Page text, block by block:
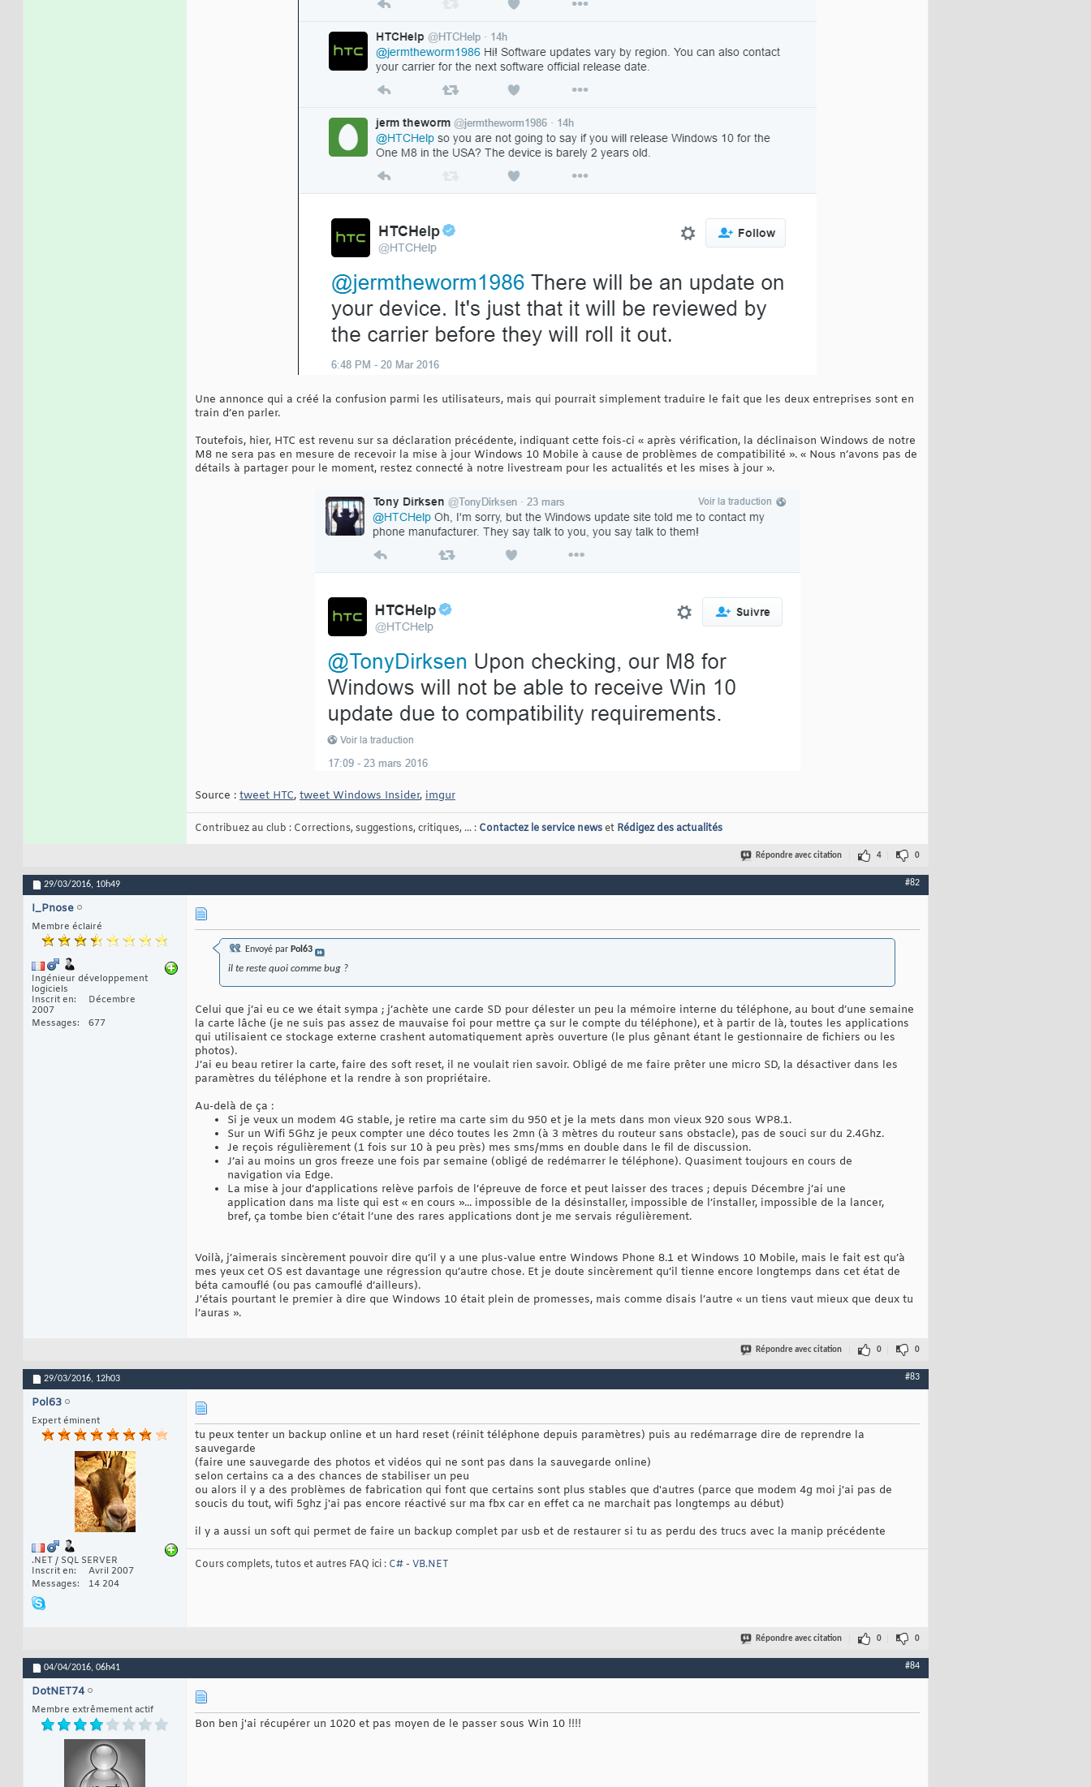
Une annonce qui a créé la confusion parmi les utilisateurs, mais qui pourrait simplement traduire le fait que les deux entreprises sont en
train d’en parler.
Toutefois, hier, HTC est revenu sur sa déclaration précédente, indiquant cette fois-ci « après vérification, la déclinaison Windows de notre
M8 ne sera pas en mesure de recevoir la mise à jour Windows 10 Mobile à cause de problèmes de compatibilité ». « Nous n’avons pas de
détails à partager pour le moment, restez connecté à notre livestream pour les actualités et les mises à jour ».
Source : tweet HTC, tweet Windows Insider, imgur
Contribuez au club : Corrections, suggestions, critiques, ... : Contactez le service newset Rédigez des actualités
Répondre avec citation 4 0
29/03/2016, 10h49 #82
I_Pnose
Membre éclairé
Ingénieur développement
logiciels
Inscrit en
Décembre
2007
Messages
677
Envoyé par Pol63
il te reste quoi comme bug ?
Celui que j’ai eu ce we était sympa ; j’achète une carde SD pour délester un peu la mémoire interne du téléphone, au bout d’une semaine
la carte lâche (je ne suis pas assez de mauvaise foi pour mettre ça sur le compte du téléphone), et à partir de là, toutes les applications
qui utilisaient ce stockage externe crashent automatiquement après ouverture (le plus gênant étant le gestionnaire de fichiers ou les
photos).
J’ai eu beau retirer la carte, faire des soft reset, il ne voulait rien savoir. Obligé de me faire prêter une micro SD, la désactiver dans les
paramètres du téléphone et la rendre à son propriétaire.
Au-delà de ça :
Si je veux un modem 4G stable, je retire ma carte sim du 950 et je la mets dans mon vieux 920 sous WP8.1.
Sur un Wifi 5Ghz je peux compter une déco toutes les 2mn (à 3 mètres du routeur sans obstacle), pas de souci sur du 2.4Ghz.
Je reçois régulièrement (1 fois sur 10 à peu près) mes sms/mms en double dans le fil de discussion.
J’ai au moins un gros freeze une fois par semaine (obligé de redémarrer le téléphone). Quasiment toujours en cours de
navigation via Edge.
La mise à jour d’applications relève parfois de l’épreuve de force et peut laisser des traces ; depuis Décembre j’ai une
application dans ma liste qui est « en cours »... impossible de la désinstaller, impossible de l’installer, impossible de la lancer,
bref, ça tombe bien c’était l’une des rares applications dont je me servais régulièrement.
Voilà, j’aimerais sincèrement pouvoir dire qu’il y a une plus-value entre Windows Phone 8.1 et Windows 10 Mobile, mais le fait est qu’à
mes yeux cet OS est davantage une régression qu’autre chose. Et je doute sincèrement qu’il tienne encore longtemps dans cet état de
béta camouflé (ou pas camouflé d’ailleurs).
J’étais pourtant le premier à dire que Windows 10 était plein de promesses, mais comme disais l’autre « un tiens vaut mieux que deux tu
l’auras ».
Répondre avec citation 0 0
29/03/2016, 12h03 #83
Pol63
Expert éminent
.NET / SQL SERVER
Inscrit en
Avril 2007
Messages
14 204
tu peux tenter un backup online et un hard reset (réinit téléphone depuis paramètres) puis au redémarrage dire de reprendre la
sauvegarde
(faire une sauvegarde des photos et vidéos qui ne sont pas dans la sauvegarde online)
selon certains ca a des chances de stabiliser un peu
ou alors il y a des problèmes de fabrication qui font que certains sont plus stables que d'autres (parce que modem 4g moi j'ai pas de
soucis du tout, wifi 5ghz j'ai pas encore réactivé sur ma fbx car en effet ca ne marchait pas longtemps au début)
il y a aussi un soft qui permet de faire un backup complet par usb et de restaurer si tu as perdu des trucs avec la manip précédente
Cours complets, tutos et autres FAQ ici : C#- VB.NET
Répondre avec citation 0 0
04/04/2016, 06h41 #84
DotNET74
Membre extrêmement actif
Bon ben j'ai récupérer un 1020 et pas moyen de le passer sous Win 10 !!!!